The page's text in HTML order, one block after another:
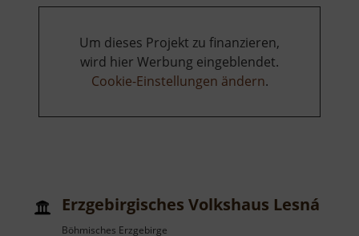
Um dieses Projekt zu finanzieren,
wird hier Werbung eingeblendet.
Cookie-Einstellungen ändern.
Erzgebirgisches Volkshaus Lesná
Böhmisches Erzgebirge